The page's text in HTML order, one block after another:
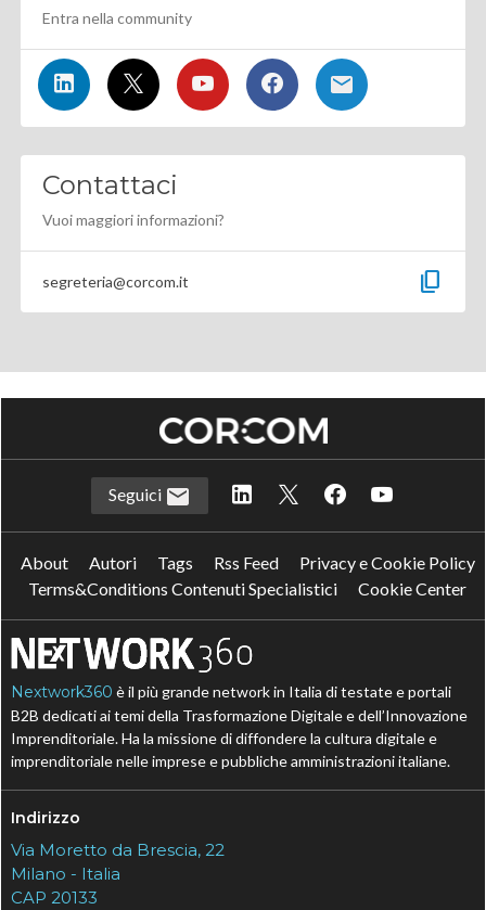
Entra nella community
Contattaci
Vuoi maggiori informazioni?
segreteria@corcom.it content_copy
Seguici
About Autori Tags Rss Feed
Privacy e Cookie Policy
Terms&Conditions Contenuti Specialistici
Cookie Center
Nextwork360 è il più grande network in Italia di testate e portali
B2B dedicati ai temi della Trasformazione Digitale e dell’Innovazione
Imprenditoriale. Ha la missione di diffondere la cultura digitale e
imprenditoriale nelle imprese e pubbliche amministrazioni italiane.
Indirizzo
Via Moretto da Brescia, 22
Milano - Italia
CAP 20133